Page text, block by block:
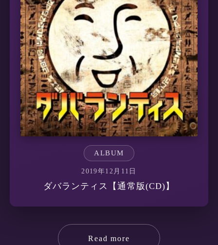
ALBUM
2019年12月11日
ダバランティス【通常版(CD)】
Read more